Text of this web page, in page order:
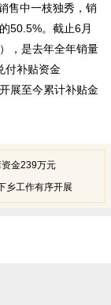
售中一枝独秀，销
50.5%。截止6月
，是去年全年销量
付补贴资金
展至今累计补贴金
金239万元
乡工作有序开展